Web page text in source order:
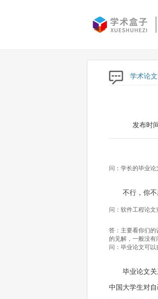
学术论
发布时
问：学长的毕业
不行，你
问：软件工程论文
答：主要看你们的
的见解，一般没有
问：毕业论文可
毕业论文
中国大学生对